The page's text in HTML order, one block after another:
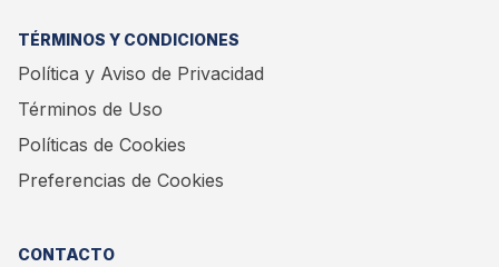
TÉRMINOS Y CONDICIONES
Política y Aviso de Privacidad
Términos de Uso
Políticas de Cookies
Preferencias de Cookies
CONTACTO